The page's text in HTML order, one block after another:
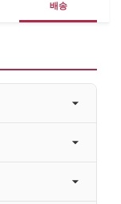
배송